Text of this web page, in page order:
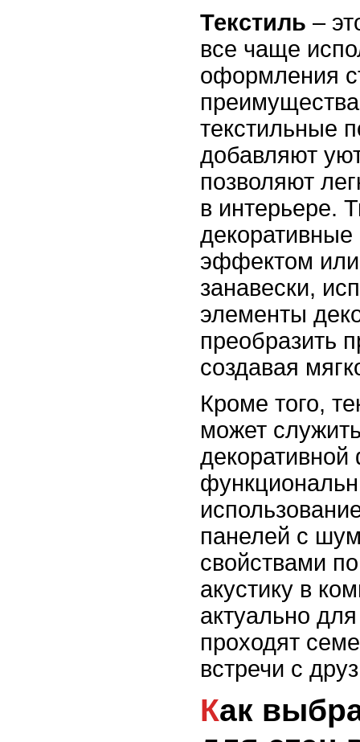
Текстиль –
все чаще
оформления
текстильные
добавляют
позволяют
в интерьере.
эффектом
занавески,
элементы
преобразить
создавая
Кроме того,
может
панелей с
свойствами
акустику в
актуально
проходят
встречи с
Как выбрать отделку